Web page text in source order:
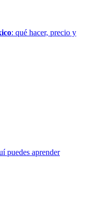
: qué hacer, precio y
puedes aprender